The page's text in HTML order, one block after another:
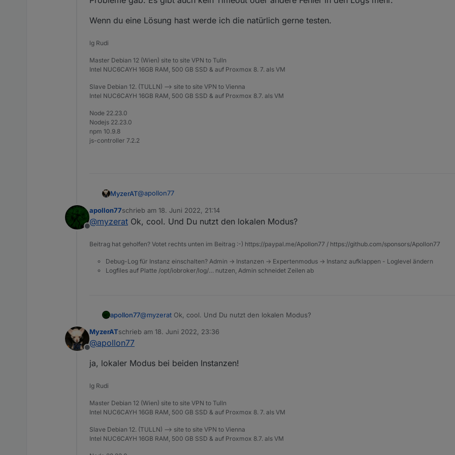
Wenn du eine Lösung hast werde ich die natürlich gerne testen.
lg Rudi
Master Debian 12 (Wien) site to site VPN to Tulln
Intel NUC6CAYH 16GB RAM, 500 GB SSD & auf Proxmox 8. 7. als VM
Slave Debian 12. (TULLN) --> site to site VPN to Vienna
Intel NUC6CAYH 16GB RAM, 500 GB SSD & auf Proxmox 8.7. als VM
Node 22.23.0
Nodejs 22.23.0
npm 10.9.8
js-controller 7.2.2
MyzerAT@apollon77
Ich habe auf beiden hosts snapshots gemacht und dann einen 2. Meross Account am Handy
einem Account nun die Geräte aus Wien und am anderen Account die Geräte aus Tulln.
viele Geräte auf nur einem Account. Es war fast unmöglich in der App am Handy zu navigieren. Das ist jetzt durch das
gab. Es gibt auch kein Timeout oder andere Fehler in den Logs mehr.
Wenn du eine Lösung hast werde ich die natürlich gerne testen.
Offline
apollon77schrieb am 18. Juni 2022, 21:14
zuletzt editiert von
@myzerat Ok, cool. Und Du nutzt den lokalen Modus?
Beitrag hat geholfen? Votet rechts unten im Beitrag :-) https://paypal.me/Apollon77 / https://github.com/sponsors/Apollon77
Debug-Log für Instanz einschalten? Admin -> Instanzen -> Expertenmodus -> Instanz aufklappen - Loglevel ändern
Logfiles auf Platte /opt/iobroker/log/… nutzen, Admin schneidet Zeilen ab
apollon77@myzerat Ok, cool. Und Du nutzt den lokalen Modus?
Offline
MyzerATschrieb am 18. Juni 2022, 23:36
zuletzt editiert von
@apollon77
ja, lokaler Modus bei beiden Instanzen!
lg Rudi
Master Debian 12 (Wien) site to site VPN to Tulln
Intel NUC6CAYH 16GB RAM, 500 GB SSD & auf Proxmox 8. 7. als VM
Slave Debian 12. (TULLN) --> site to site VPN to Vienna
Intel NUC6CAYH 16GB RAM, 500 GB SSD & auf Proxmox 8.7. als VM